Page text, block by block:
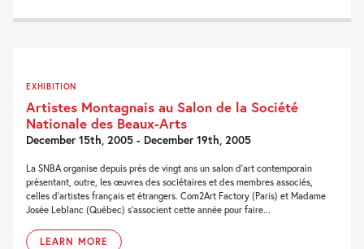
EXHIBITION
Artistes Montagnais au Salon de la Société
Nationale des Beaux-Arts
December 15th, 2005 - December 19th, 2005
La SNBA organise depuis près de vingt ans un salon d’art contemporain
présentant, outre, les œuvres des sociétaires et des membres associés,
celles d’artistes français et étrangers. Com2Art Factory (Paris) et Madame
Josée Leblanc (Québec) s’associent cette année pour faire...
LEARN MORE